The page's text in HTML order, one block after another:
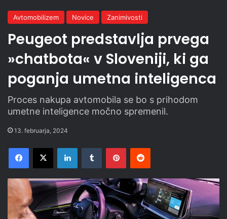
Avtomobilizem Novice Zanimivosti
Peugeot predstavlja prvega
»chatbota« v Sloveniji, ki ga
poganja umetna inteligenca
Proces nakupa avtomobila se bo s prihodom
umetne inteligence močno spremenil.
13. februarja, 2024
Facebook
X LinkedInTumblr PinterestReddit